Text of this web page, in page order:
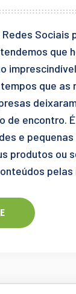
Sociais
que
que as
de encontro.
e
produtos ou